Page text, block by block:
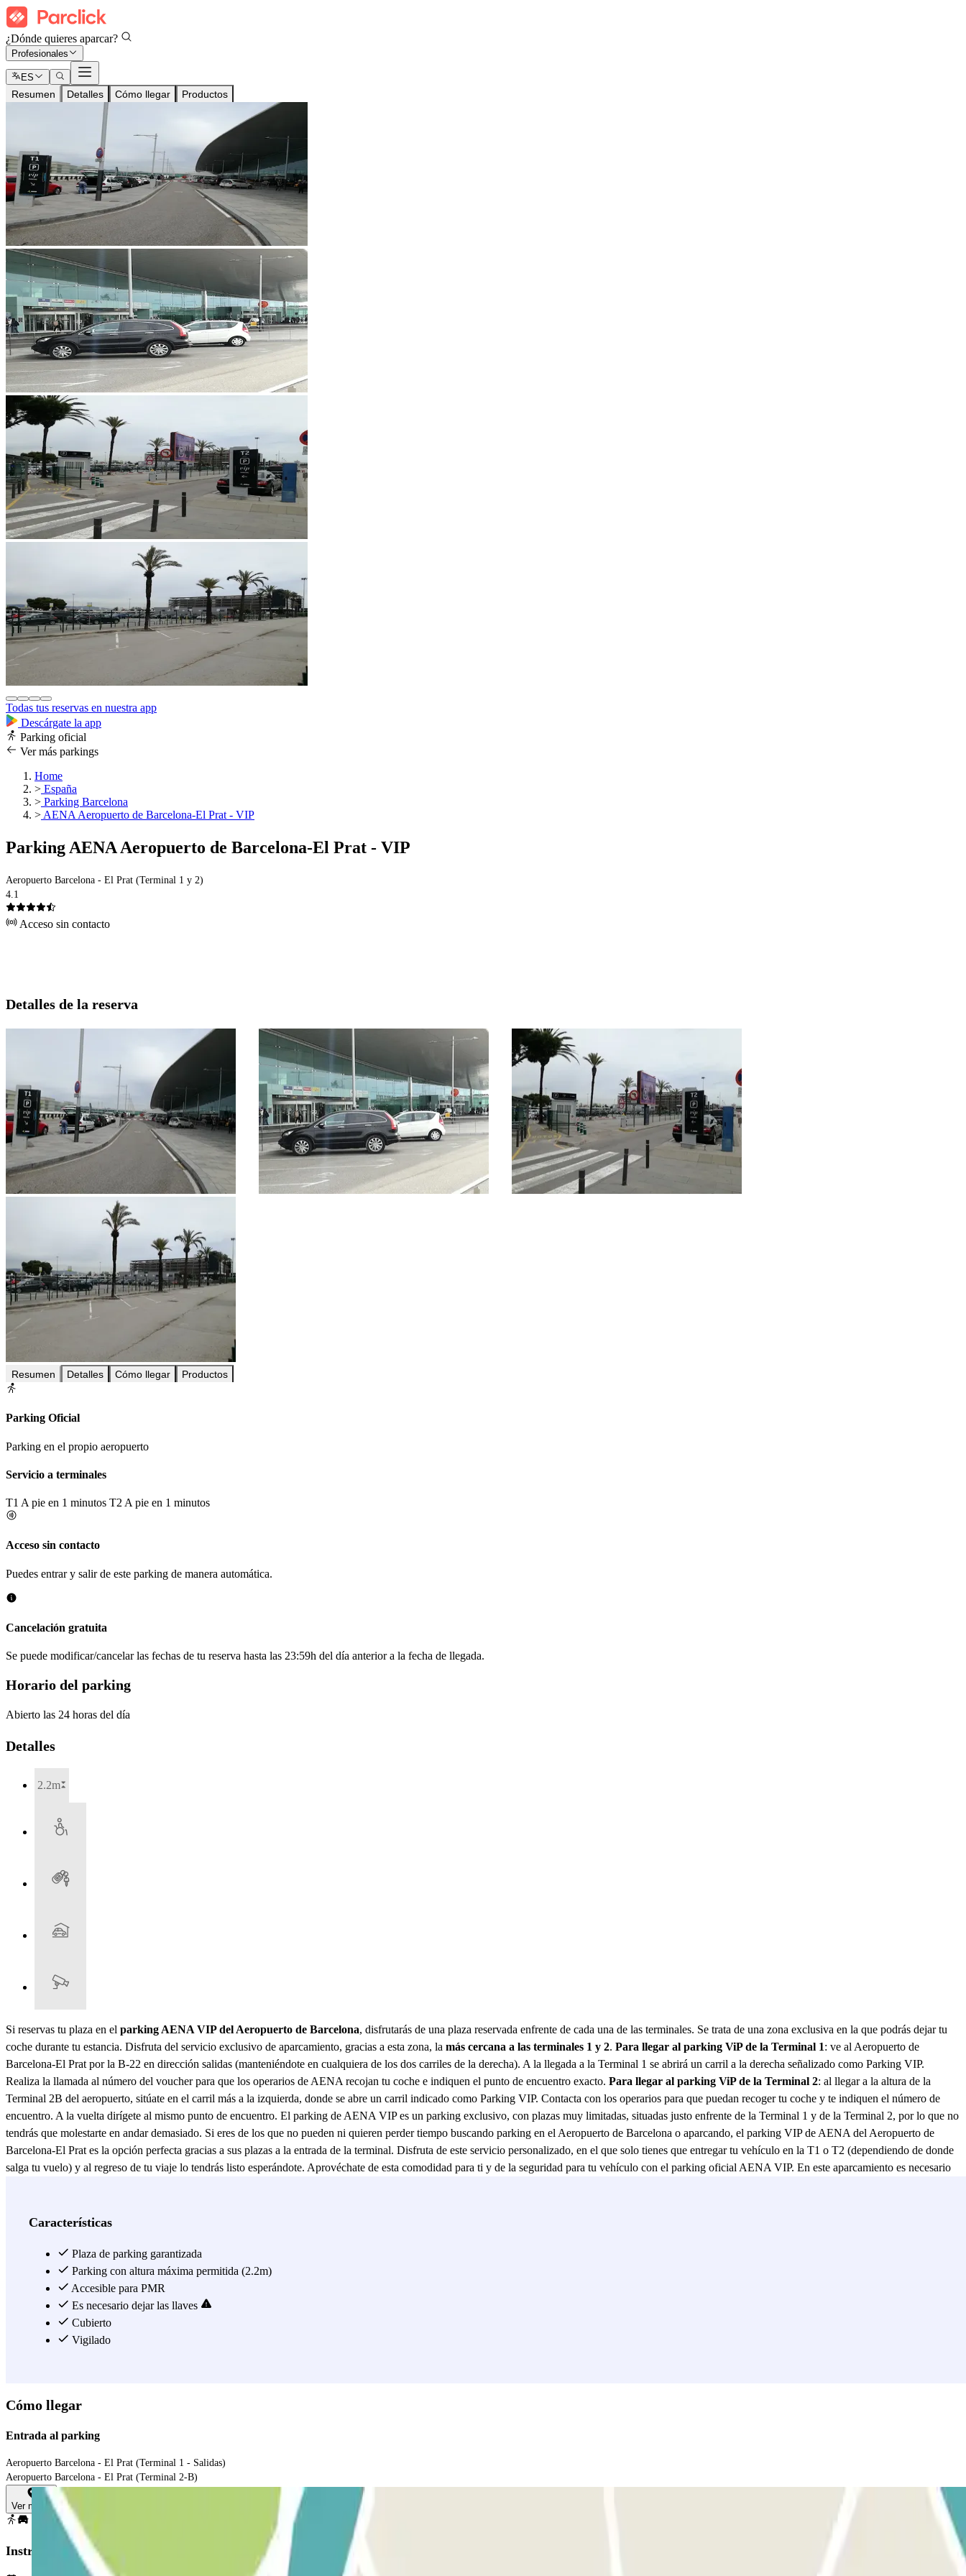
¿Dónde quieres aparcar?
Profesionales
ES
Resumen Detalles Cómo llegar Productos
Todas tus reservas en nuestra app
Descárgate la app
Parking oficial
Ver más parkings
Home
> España
> Parking Barcelona
> AENA Aeropuerto de Barcelona-El Prat - VIP
Parking AENA Aeropuerto de Barcelona-El Prat - VIP
Aeropuerto Barcelona - El Prat (Terminal 1 y 2)
4.1
Acceso sin contacto
Detalles de la reserva
Resumen Detalles Cómo llegar Productos
Parking Oficial
Parking en el propio aeropuerto
Servicio a terminales
T1 A pie en 1 minutos T2 A pie en 1 minutos
Acceso sin contacto
Puedes entrar y salir de este parking de manera automática.
Cancelación gratuita
Se puede modificar/cancelar las fechas de tu reserva hasta las 23:59h del día anterior a la fecha de llegada.
Horario del parking
Abierto las 24 horas del día
Detalles
2.2m
Si reservas tu plaza en el parking AENA VIP del Aeropuerto de Barcelona, disfrutarás de una plaza reservada enfrente de cada una de las terminales. Se trata de una zona exclusiva en la que podrás dejar tu
coche durante tu estancia. Disfruta del servicio exclusivo de aparcamiento, gracias a esta zona, la más cercana a las terminales 1 y 2. Para llegar al parking ViP de la Terminal 1: ve al Aeropuerto de
Barcelona-El Prat por la B-22 en dirección salidas (manteniéndote en cualquiera de los dos carriles de la derecha). A la llegada a la Terminal 1 se abrirá un carril a la derecha señalizado como Parking VIP.
Realiza la llamada al número del voucher para que los operarios de AENA recojan tu coche e indiquen el punto de encuentro exacto. Para llegar al parking ViP de la Terminal 2: al llegar a la altura de la
Terminal 2B del aeropuerto, sitúate en el carril más a la izquierda, donde se abre un carril indicado como Parking VIP. Contacta con los operarios para que puedan recoger tu coche y te indiquen el número de
encuentro. A la vuelta dirígete al mismo punto de encuentro. El parking de AENA VIP es un parking exclusivo, con plazas muy limitadas, situadas justo enfrente de la Terminal 1 y de la Terminal 2, por lo que no
tendrás que molestarte en andar demasiado. Si eres de los que no pueden ni quieren perder tiempo buscando parking en el Aeropuerto de Barcelona o aparcando, el parking VIP de AENA del Aeropuerto de
Barcelona-El Prat es la opción perfecta gracias a sus plazas a la entrada de la terminal. Disfruta de este servicio personalizado, en el que solo tienes que entregar tu vehículo en la T1 o T2 (dependiendo de donde
salga tu vuelo) y al regreso de tu viaje lo tendrás listo esperándote. Aprovéchate de esta comodidad para ti y de la seguridad para tu vehículo con el parking oficial AENA VIP. En este aparcamiento es necesario
Características
Plaza de parking garantizada
Parking con altura máxima permitida (2.2m)
Accesible para PMR
Es necesario dejar las llaves
Cubierto
Vigilado
Cómo llegar
Entrada al parking
Aeropuerto Barcelona - El Prat (Terminal 1 - Salidas)
Aeropuerto Barcelona - El Prat (Terminal 2-B)
Ver mapa
Instrucciones